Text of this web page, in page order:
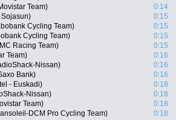
Team)
0:14
0:15
Cycling Team)
0:15
Cycling Team)
0:15
Racing Team)
0:15
Team)
0:16
Nissan)
0:16
Bank)
0:16
- Euskadi)
0:18
Nissan)
0:18
Team)
0:18
DCM Pro Cycling Team)
0:18